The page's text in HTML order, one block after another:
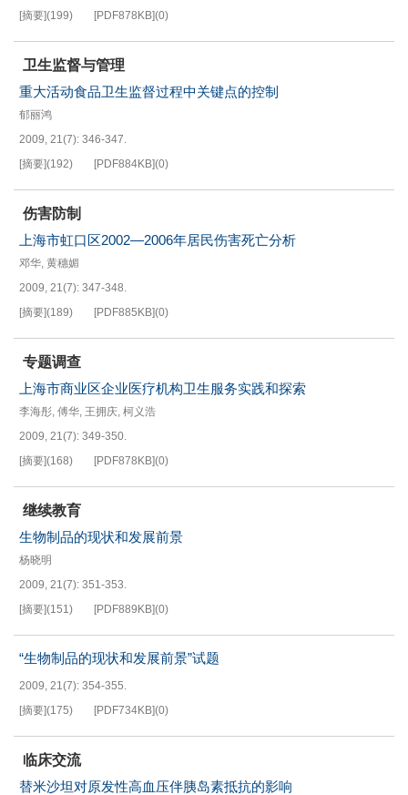
[摘要](199) [PDF878KB](0)
卫生监督与管理
重大活动食品卫生监督过程中关键点的控制
郁丽鸿
2009, 21(7): 346-347.
[摘要](192) [PDF884KB](0)
伤害防制
上海市虹口区2002—2006年居民伤害死亡分析
邓华, 黄穗媚
2009, 21(7): 347-348.
[摘要](189) [PDF885KB](0)
专题调查
上海市商业区企业医疗机构卫生服务实践和探索
李海彤, 傅华, 王拥庆, 柯义浩
2009, 21(7): 349-350.
[摘要](168) [PDF878KB](0)
继续教育
生物制品的现状和发展前景
杨晓明
2009, 21(7): 351-353.
[摘要](151) [PDF889KB](0)
“生物制品的现状和发展前景”试题
2009, 21(7): 354-355.
[摘要](175) [PDF734KB](0)
临床交流
替米沙坦对原发性高血压伴胰岛素抵抗的影响